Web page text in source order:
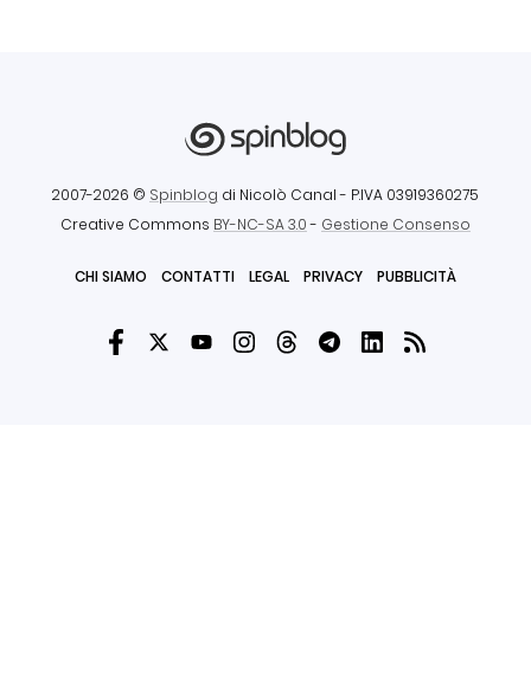
2007-2026 © Spinblog di Nicolò Canal - P.IVA 03919360275
Creative Commons BY-NC-SA 3.0- Gestione Consenso
CHI SIAMO CONTATTI LEGAL PRIVACY PUBBLICITÀ